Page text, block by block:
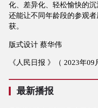
化、差异化、轻松愉快的
还能让不同年龄段的参观
获。
版式设计 蔡华伟
《人民日报 》（ 2023年09
最新播报